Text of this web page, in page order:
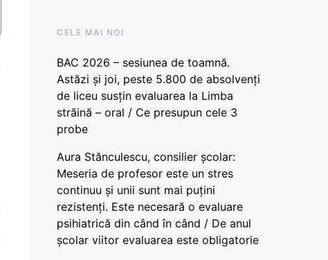
CELE MAI NOI
BAC 2026 – sesiunea de toamnă.
Astăzi și joi, peste 5.800 de absolvenți
de liceu susțin evaluarea la Limba
străină – oral / Ce presupun cele 3
probe
Aura Stănculescu, consilier școlar:
Meseria de profesor este un stres
continuu și unii sunt mai puțini
rezistenți. Este necesară o evaluare
psihiatrică din când în când / De anul
școlar viitor evaluarea este obligatorie